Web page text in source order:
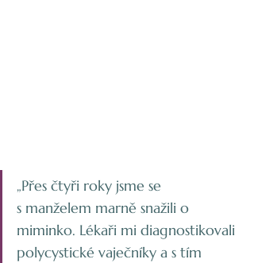
„Přes čtyři roky jsme se
s manželem marně snažili o
miminko. Lékaři mi diagnostikovali
polycystické vaječníky a s tím